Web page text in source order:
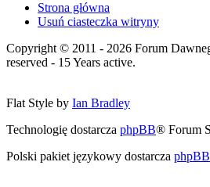
Strona główna
Usuń ciasteczka witryny
Copyright © 2011 - 2026 Forum
reserved - 15 Years active.
Flat Style by Ian Bradley
Technologię dostarcza phpBB® Forum
Polski pakiet językowy dostarcza